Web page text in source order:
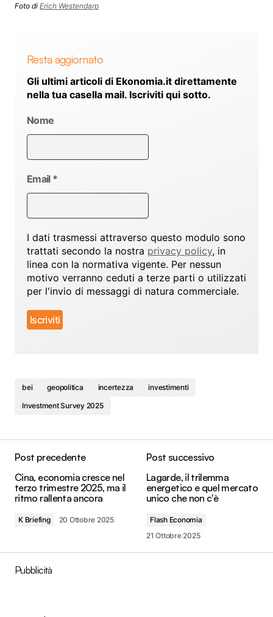
Foto di Erich Westendarp
Resta aggiornato
Gli ultimi articoli di Ekonomia.it direttamente
nella tua casella mail. Iscriviti qui sotto.
Nome
Email *
I dati trasmessi attraverso questo modulo sono
trattati secondo la nostra privacy policy, in
linea con la normativa vigente. Per nessun
motivo verranno ceduti a terze parti o utilizzati
per l'invio di messaggi di natura commerciale.
bei geopolitica incertezza
investimenti
Investment Survey 2025
Post precedente
Cina, economia cresce nel
terzo trimestre 2025, ma il
ritmo rallenta ancora
K Briefing 20 Ottobre 2025
Post successivo
Lagarde, il trilemma
energetico e quel mercato
unico che non c'è
Flash Economia
21 Ottobre 2025
Pubblicità